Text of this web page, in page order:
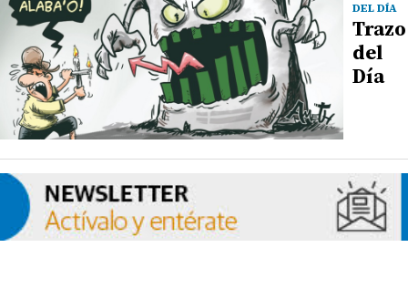
DEL DÍA
Trazo
del
Día